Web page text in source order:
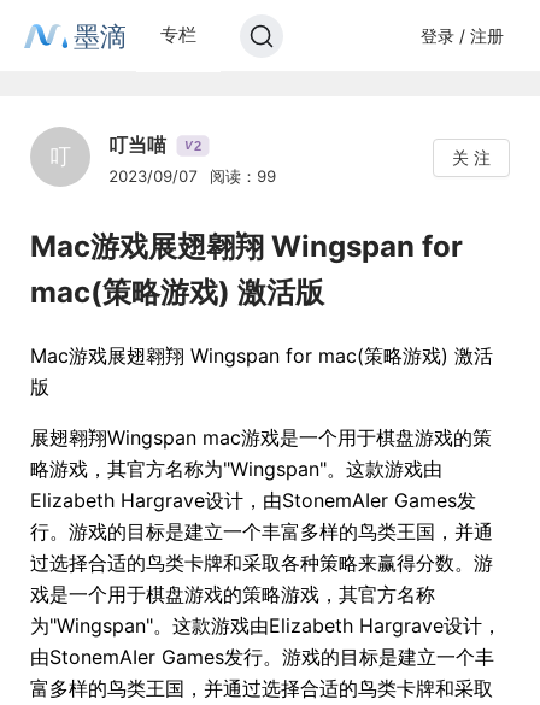
墨滴 专栏 登录 / 注册
叮 叮当喵 V2
2023/09/07 阅读：99
关 注
Mac游戏展翅翱翔 Wingspan for
mac(策略游戏) 激活版
Mac游戏展翅翱翔 Wingspan for mac(策略游戏) 激活
版
展翅翱翔Wingspan mac游戏是一个用于棋盘游戏的策
略游戏，其官方名称为"Wingspan"。这款游戏由
Elizabeth Hargrave设计，由StonemAIer Games发
行。游戏的目标是建立一个丰富多样的鸟类王国，并通
过选择合适的鸟类卡牌和采取各种策略来赢得分数。游
戏是一个用于棋盘游戏的策略游戏，其官方名称
为"Wingspan"。这款游戏由Elizabeth Hargrave设计，
由StonemAIer Games发行。游戏的目标是建立一个丰
富多样的鸟类王国，并通过选择合适的鸟类卡牌和采取